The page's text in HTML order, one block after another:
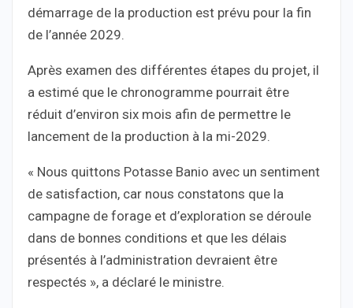
démarrage de la production est prévu pour la fin
de l’année 2029.
Après examen des différentes étapes du projet, il
a estimé que le chronogramme pourrait être
réduit d’environ six mois afin de permettre le
lancement de la production à la mi-2029.
« Nous quittons Potasse Banio avec un sentiment
de satisfaction, car nous constatons que la
campagne de forage et d’exploration se déroule
dans de bonnes conditions et que les délais
présentés à l’administration devraient être
respectés », a déclaré le ministre.